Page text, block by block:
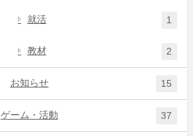
就活 1
教材 2
お知らせ 15
ゲーム・活動 37